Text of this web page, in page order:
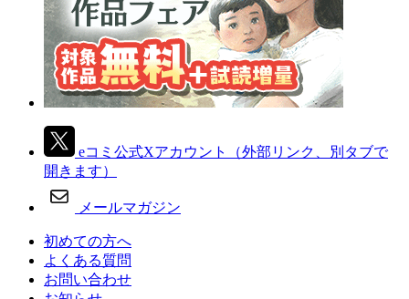
eコミ公式Xアカウント
（外部リンク、別タブで
開きます）
メールマガジン
初めての方へ
よくある質問
お問い合わせ